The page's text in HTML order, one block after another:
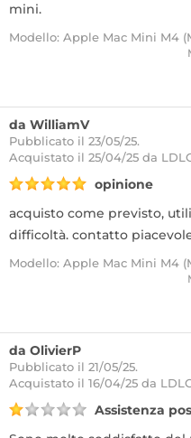
mini.
Modello: Apple Mac Mini M4
da WilliamV
Pubblicato il 23/05/25.
Acquistato il 25/04/25 da
opinione
acquisto come previsto,
difficoltà. contatto
Modello: Apple Mac Mini M4
da OlivierP
Pubblicato il 21/05/25.
Acquistato il 16/04/25 da
Assistenza